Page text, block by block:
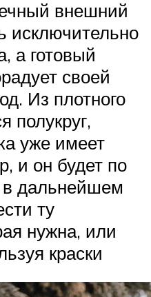
внешний
исключительно
а готовый
своей
Из плотного
полукруг,
уже имеет
и он будет по
в дальнейшем
ту
нужна, или
краски